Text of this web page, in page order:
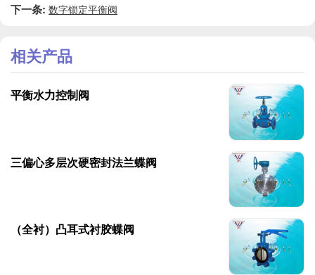
下一条: 数字锁定平衡阀
相关产品
平衡水力控制阀
三偏心多层次硬密封法兰蝶阀
（全衬）凸耳式衬胶蝶阀